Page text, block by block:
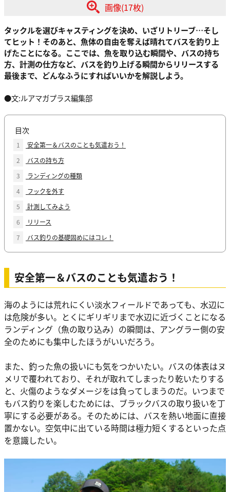
画像(17枚)
タックルを選びキャスティングを決め、いざリトリーブ…そし
てヒット！そのあと、魚体の自由を奪えば晴れてバスを釣り上
げたことになる。ここでは、魚を取り込む瞬間や、バスの持ち
方、計測の仕方など、バスを釣り上げる瞬間からリリースする
最後まで、どんなふうにすればいいかを解説しよう。
●文:ルアマガプラス編集部
目次
1
安全第一＆バスのことも気遣おう！
2
バスの持ち方
3
ランディングの種類
4
フックを外す
5
計測してみよう
6
リリース
7
バス釣りの基礎固めにはコレ！
安全第一＆バスのことも気遣おう！
海のようには荒れにくい淡水フィールドであっても、水辺に
は危険が多い。とくにギリギリまで水辺に近づくことになる
ランディング（魚の取り込み）の瞬間は、アングラー側の安
全のためにも集中したほうがいいだろう。
また、釣った魚の扱いにも気をつかいたい。バスの体表はヌ
メリで覆われており、それが取れてしまったり乾いたりする
と、火傷のようなダメージをは負ってしまうのだ。いつまで
もバス釣りを楽しむためには、ブラックバスの取り扱いを丁
寧にする必要がある。そのためには、バスを熱い地面に直接
置かない。空気中に出ている時間は極力短くするといった点
を意識したい。